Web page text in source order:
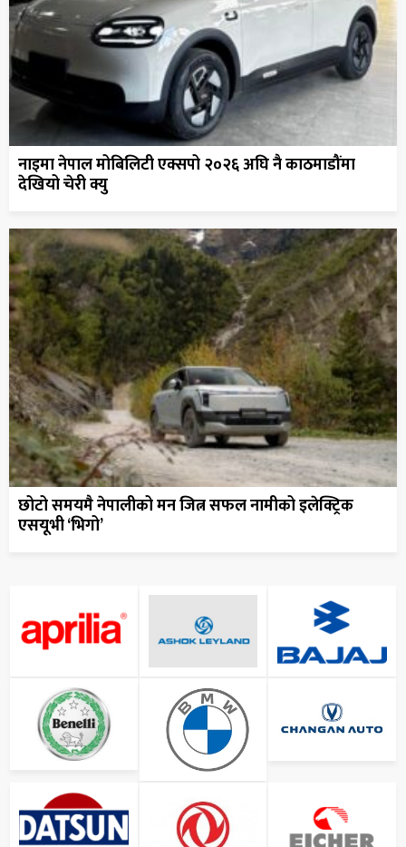
नाइमा नेपाल मोबिलिटी एक्सपो २०२६ अघि नै काठमाडौंमा
देखियो चेरी क्यु
छोटो समयमै नेपालीको मन जित्न सफल नामीको इलेक्ट्रिक
एसयूभी ‘भिगो’